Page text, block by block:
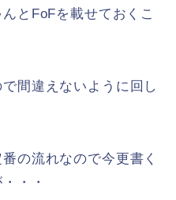
とFoFを載せておくこ
間違えないように回し
の流れなので今更書く
・・